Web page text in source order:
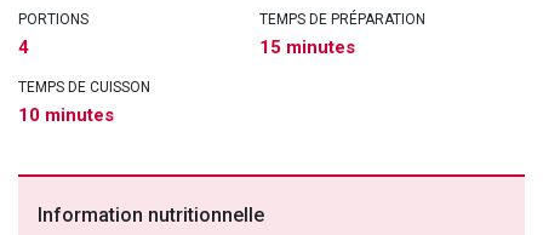
PORTIONS
4
TEMPS DE PRÉPARATION
15 minutes
TEMPS DE CUISSON
10 minutes
Information nutritionnelle